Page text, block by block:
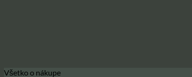
Všetko o nákupe